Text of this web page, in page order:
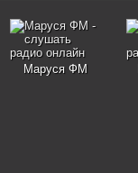
Маруся ФМ